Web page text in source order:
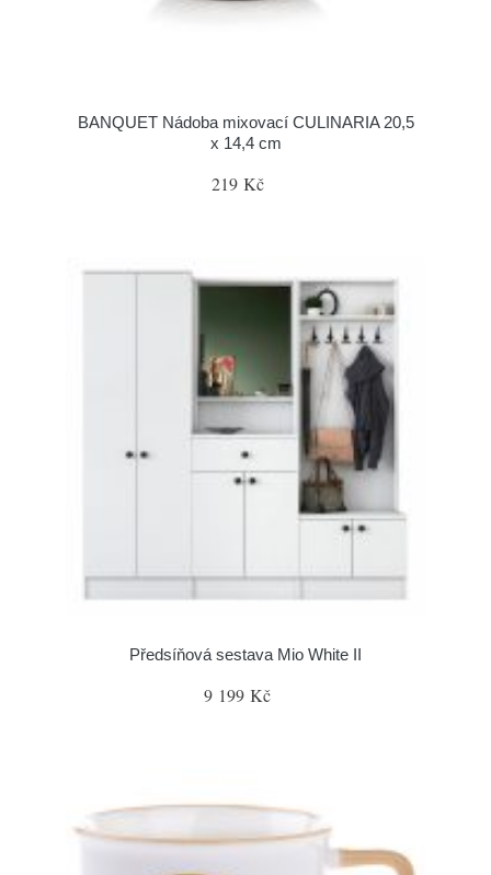
BANQUET Nádoba mixovací CULINARIA 20,5
x 14,4 cm
219 Kč
Předsíňová sestava Mio White II
9 199 Kč